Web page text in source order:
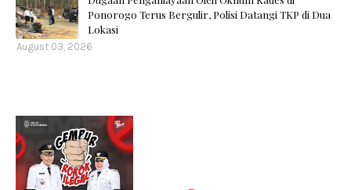
Ponorogo Terus Bergulir, Polisi Datangi TKP di Dua
Lokasi
August 03, 2026